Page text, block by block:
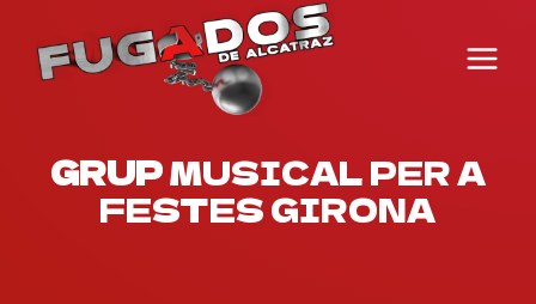
contingut
GRUPMUSICAL PER A
FESTES GIRONA